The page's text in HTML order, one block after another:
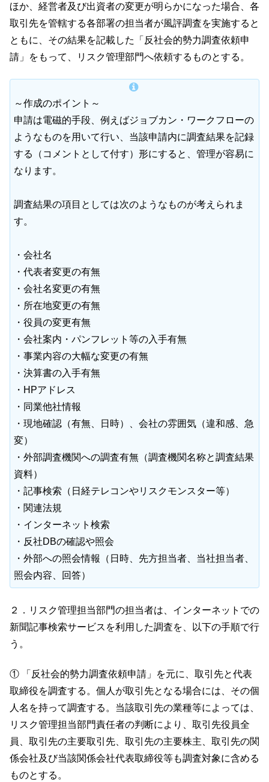
ほか、経営者及び出資者の変更が明らかになった場合、各
取引先を管轄する各部署の担当者が風評調査を実施すると
ともに、その結果を記載した「反社会的勢力調査依頼申
請」をもって、リスク管理部門へ依頼するものとする。
～作成のポイント～
申請は電磁的手段、例えばジョブカン・ワークフローの
ようなものを用いて行い、当該申請内に調査結果を記録
する（コメントとして付す）形にすると、管理が容易に
なります。
調査結果の項目としては次のようなものが考えられま
す。
・会社名
・代表者変更の有無
・会社名変更の有無
・所在地変更の有無
・役員の変更有無
・会社案内・パンフレット等の入手有無
・事業内容の大幅な変更の有無
・決算書の入手有無
・HPアドレス
・同業他社情報
・現地確認（有無、日時）、会社の雰囲気（違和感、急
変）
・外部調査機関への調査有無（調査機関名称と調査結果
資料）
・記事検索（日経テレコンやリスクモンスター等）
・関連法規
・インターネット検索
・反社DBの確認や照会
・外部への照会情報（日時、先方担当者、当社担当者、
照会内容、回答）
２．リスク管理担当部門の担当者は、インターネットでの
新聞記事検索サービスを利用した調査を、以下の手順で行
う。
① 「反社会的勢力調査依頼申請」を元に、取引先と代表
取締役を調査する。個人が取引先となる場合には、その個
人名を持って調査する。当該取引先の業種等によっては、
リスク管理担当部門責任者の判断により、取引先役員全
員、取引先の主要取引先、取引先の主要株主、取引先の関
係会社及び当該関係会社代表取締役等も調査対象に含める
ものとする。